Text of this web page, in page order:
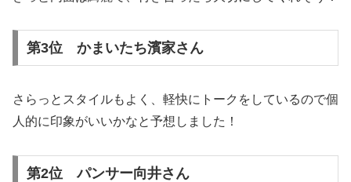
第3位 かまいたち濱家さん
さらっとスタイルもよく、軽快にトークをしているので個
人的に印象がいいかなと予想しました！
第2位 パンサー向井さん